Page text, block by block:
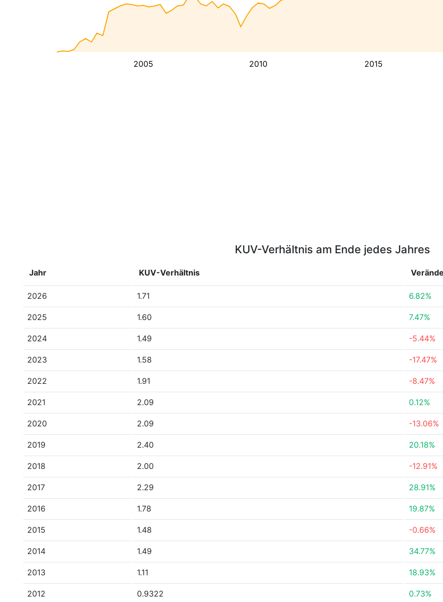
2005 2010 2015
KUV-Verhältnis am Ende jedes Jahres
Jahr KUV-Verhältnis
2026 1.71 6.82%
2025 1.60 7.47%
2024 1.49 -5.44%
2023 1.58 -17.47%
2022 1.91 -8.47%
2021 2.09 0.12%
2020 2.09 -13.06%
2019 2.40 20.18%
2018 2.00 -12.91%
2017 2.29 28.91%
2016 1.78 19.87%
2015 1.48 -0.66%
2014 1.49 34.77%
2013 1.11 18.93%
2012 0.9322 0.73%